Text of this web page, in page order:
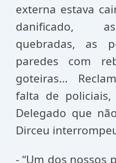
externa estava
danificado,
quebradas, as
paredes com
goteiras...
falta de
Delegado que
Dirceu
- “Um dos nossos